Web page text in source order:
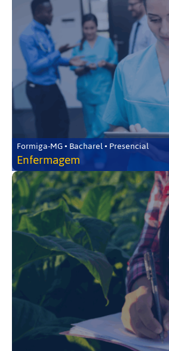
Formiga-MG • Bacharel • Presencial
Enfermagem